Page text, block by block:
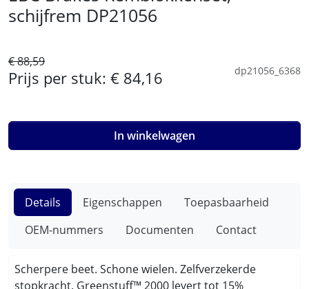
schijfrem DP21056
€ 88,59
Prijs per stuk: € 84,16 dp21056_6368
In winkelwagen
Details Eigenschappen
Toepasbaarheid
OEM-nummers
Documenten Contact
Scherpere beet. Schone wielen. Zelfverzekerde
stopkracht. Greenstuff™ 2000 levert tot 15%